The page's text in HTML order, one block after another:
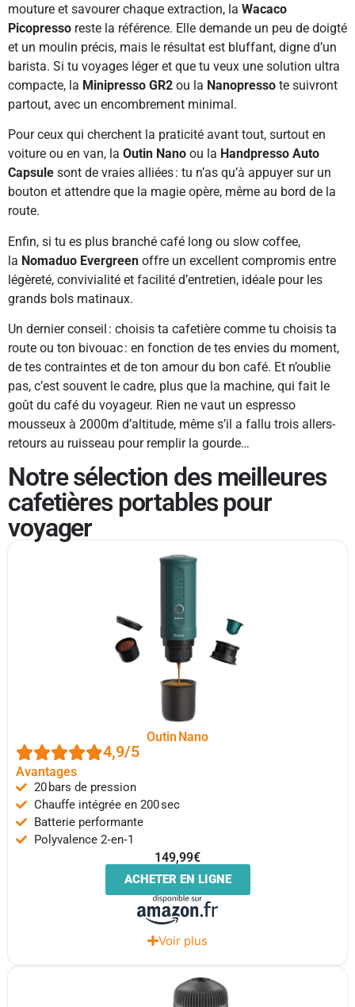
mouture et savourer chaque extraction, la Wacaco
Picopresso reste la référence. Elle demande un peu de doigté
et un moulin précis, mais le résultat est bluffant, digne d’un
barista. Si tu voyages léger et que tu veux une solution ultra
compacte, la Minipresso GR2 ou la Nanopresso te suivront
partout, avec un encombrement minimal.
Pour ceux qui cherchent la praticité avant tout, surtout en
voiture ou en van, la Outin Nano ou la Handpresso Auto
Capsule sont de vraies alliées : tu n’as qu’à appuyer sur un
bouton et attendre que la magie opère, même au bord de la
route.
Enfin, si tu es plus branché café long ou slow coffee,
la Nomaduo Evergreen offre un excellent compromis entre
légèreté, convivialité et facilité d’entretien, idéale pour les
grands bols matinaux.
Un dernier conseil : choisis ta cafetière comme tu choisis ta
route ou ton bivouac : en fonction de tes envies du moment,
de tes contraintes et de ton amour du bon café. Et n’oublie
pas, c’est souvent le cadre, plus que la machine, qui fait le
goût du café du voyageur. Rien ne vaut un espresso
mousseux à 2000m d’altitude, même s’il a fallu trois allers-
retours au ruisseau pour remplir la gourde…
Notre sélection des meilleures
cafetières portables​ pour
voyager
Outin Nano
4,9/5
Avantages
20 bars de pression
Chauffe intégrée en 200 sec
Batterie performante
Polyvalence 2‑en‑1
149,99€
ACHETER EN LIGNE
Voir plus